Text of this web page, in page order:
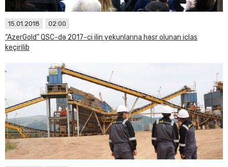
15.01.2018 02:00
“AzerGold” QSC-də 2017-ci ilin yekunlarına həsr olunan iclas
keçirilib